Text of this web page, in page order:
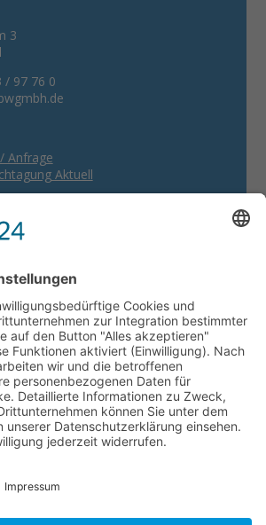
3
/ 97 76 0
Anfrage
Aktuell
Ausbildung
Ausbildung
Ausbildung
Ausbildung
Zertifizierung
dieses Buttons, stimmen Sie zu,
Betreiber von sozialen
Sie in der